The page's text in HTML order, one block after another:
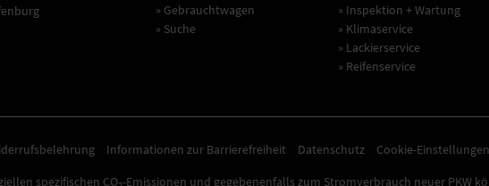
» Gebrauchtwagen
» Suche
» Inspektion + Wartung
» Klimaservice
» Lackierservice
» Reifenservice
Informationen zur Barrierefreiheit Datenschutz Cookie-Einstellungen
spezifischen CO -Emissionen und gegebenenfalls zum Stromverbrauch neuer PKW